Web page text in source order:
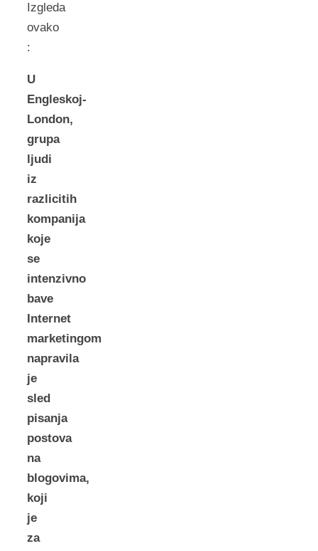
Izgleda
ovako
:
U
Engleskoj-
London,
grupa
ljudi
iz
razlicitih
kompanija
koje
se
intenzivno
bave
Internet
marketingom
napravila
je
sled
pisanja
postova
na
blogovima,
koji
je
za